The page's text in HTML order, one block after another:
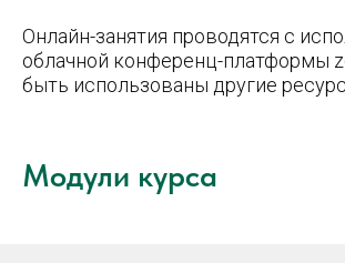
Онлайн-занятия проводятся с
облачной конференц-платформы
быть использованы другие
Модули курса